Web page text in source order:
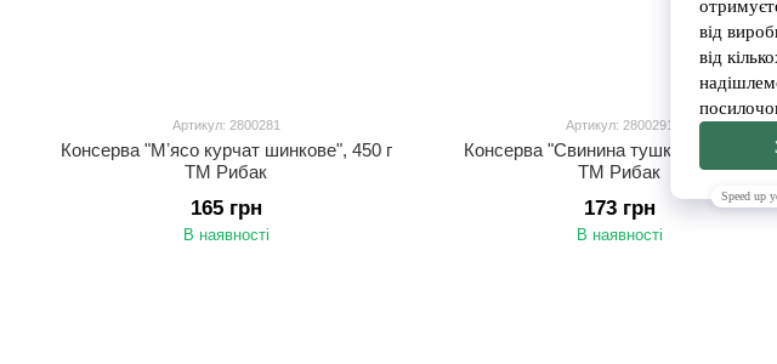
Артикул: 2800281
Консерва "Мʼясо курчат шинкове", 450 г
ТМ Рибак
165 грн
В наявності
Артикул: 2800291
Консерва "Свинина тушкована", 450 г
ТМ Рибак
173 грн
В наявності